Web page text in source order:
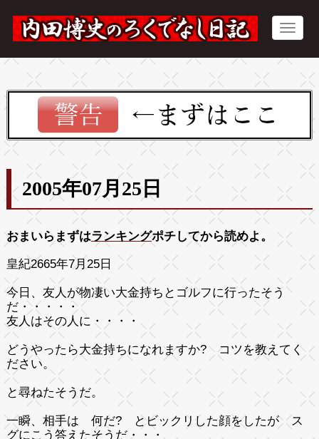
2005年07月25日
おまいらまずはランキングポチしてから読めよ。
皇紀2665年7月25日
今日、友人が物凄い大金持ちとゴルフに行ったそう
だ・・・・・
友人はその人に・・・・
どうやったら大金持ちになれますか? コツを教えてく
ださい。
と尋ねたそうだ。
一瞬、相手は 何だ?とビックリした顔をしたが ス
グにこう答えたそうだ・・・